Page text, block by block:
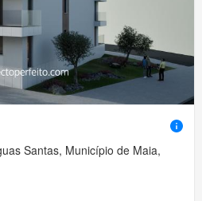
Santas, Município de Maia,